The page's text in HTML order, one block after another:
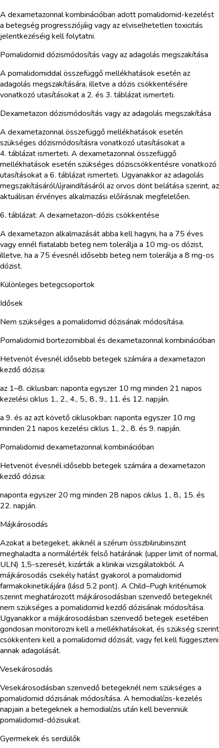
A dexametazonnal kombinációban adott pomalidomid-kezelést
a betegség progressziójáig vagy az elviselhetetlen toxicitás
jelentkezéséig kell folytatni.
Pomalidomid dózismódosítás vagy az adagolás megszakítása
A pomalidomiddal összefüggő mellékhatások esetén az
adagolás megszakítására, illetve a dózis csökkentésére
vonatkozó utasításokat a 2. és 3. táblázat ismerteti.
Dexametazon dózismódosítás vagy az adagolás megszakítása
A dexametazonnal összefüggő mellékhatások esetén
szükséges dózismódosításra vonatkozó utasításokat a
4. táblázat ismerteti. A dexametazonnal összefüggő
mellékhatások esetén szükséges dóziscsökkentésre vonatkozó
utasításokat a 6. táblázat ismerteti. Ugyanakkor az adagolás
megszakításáról/újraindításáról az orvos dönt belátása szerint, az
aktuálisan érvényes alkalmazási előírásnak megfelelően.
6. táblázat: A dexametazon-dózis csökkentése
A dexametazon alkalmazását abba kell hagyni, ha a 75 éves
vagy ennél fiatalabb beteg nem tolerálja a 10 mg-os dózist,
illetve, ha a 75 évesnél idősebb beteg nem tolerálja a 8 mg-os
dózist.
Különleges betegcsoportok
Idősek
Nem szükséges a pomalidomid dózisának módosítása.
Pomalidomid bortezomibbal és dexametazonnal kombinációban
Hetvenöt évesnél idősebb betegek számára a dexametazon
kezdő dózisa:
az 1–8. ciklusban: naponta egyszer 10 mg minden 21 napos
kezelési ciklus 1., 2., 4., 5., 8., 9., 11. és 12. napján.
a 9. és az azt követő ciklusokban: naponta egyszer 10 mg
minden 21 napos kezelési ciklus 1., 2., 8. és 9. napján.
Pomalidomid dexametazonnal kombinációban
Hetvenöt évesnél idősebb betegek számára a dexametazon
kezdő dózisa:
naponta egyszer 20 mg minden 28 napos ciklus 1., 8., 15. és
22. napján.
Májkárosodás
Azokat a betegeket, akiknél a szérum összbilirubinszint
meghaladta a normálérték felső határának (upper limit of normal,
ULN) 1,5-szeresét, kizárták a klinikai vizsgálatokból. A
májkárosodás csekély hatást gyakorol a pomalidomid
farmakokinetikájára (lásd 5.2 pont). A Child–Pugh kritériumok
szerint meghatározott májkárosodásban szenvedő betegeknél
nem szükséges a pomalidomid kezdő dózisának módosítása.
Ugyanakkor a májkárosodásban szenvedő betegek esetében
gondosan monitorozni kell a mellékhatásokat, és szükség szerint
csökkenteni kell a pomalidomid dózisát, vagy fel kell függeszteni
annak adagolását.
Vesekárosodás
Vesekárosodásban szenvedő betegeknél nem szükséges a
pomalidomid dózisának módosítása. A hemodialízis-kezelés
napjain a betegeknek a hemodialízis után kell bevenniük
pomalidomid-dózisukat.
Gyermekek és serdülők